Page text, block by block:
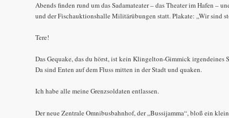
Abends finden rund um das Sadamateater – das Theater im Hafen –
und der Fischauktionshalle Militärübungen statt. Plakate: „Wir sind
Tere!
Das Gequake, das du hörst, ist kein Klingelton-Gimmick irgendeines
Da sind Enten auf dem Fluss mitten in der Stadt und quaken.
Ich habe alle meine Grenzsoldaten entlassen.
Der neue Zentrale Omnibusbahnhof, der „Bussijamma“, bloß ein